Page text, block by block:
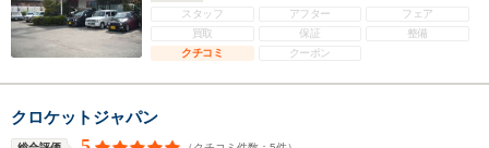
スタッフ
アフター
フェア
買取
保証
整備
クチコミ
クーポン
クロケットジャパン